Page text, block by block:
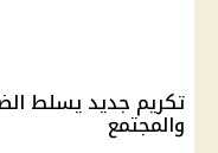
تكريم جديد يسلط
والمجتمع